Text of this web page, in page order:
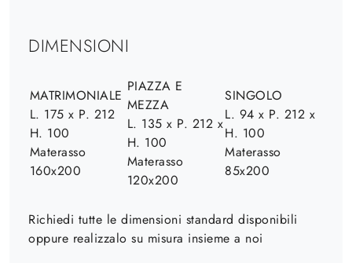
DIMENSIONI
MATRIMONIALE
L. 175 x P. 212
H. 100
Materasso
160x200
PIAZZA E
MEZZA
L. 135 x P. 212 x
H. 100
Materasso
120x200
SINGOLO
L. 94 x P. 212 x
H. 100
Materasso
85x200
Richiedi tutte le dimensioni standard disponibili
oppure realizzalo su misura insieme a noi